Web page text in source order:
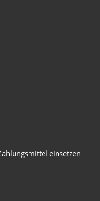
einsetzen